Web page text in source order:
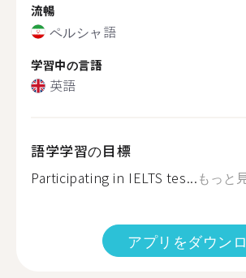
流暢
ペルシャ語
学習中の言語
英語
語学学習の目標
Participating in IELTS tes...もっと
アプリをダウン